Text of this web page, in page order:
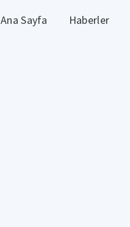
Ana Sayfa Haberler